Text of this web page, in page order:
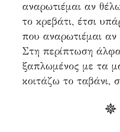
αναρωτιέμαι αν
το κρεβάτι, έτσι
που αναρωτιέμαι
Στη περίπτωση
ξαπλωμένος με τα
κοιτάζω το ταβάνι,